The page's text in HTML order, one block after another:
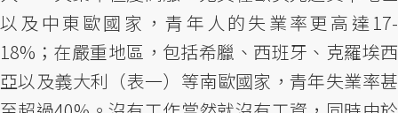
以及中東歐國家，青年人的失業率更高達17-
18%；在嚴重地區，包括希臘、西班牙、克羅埃西
亞以及義大利（表一）等南歐國家，青年失業率甚